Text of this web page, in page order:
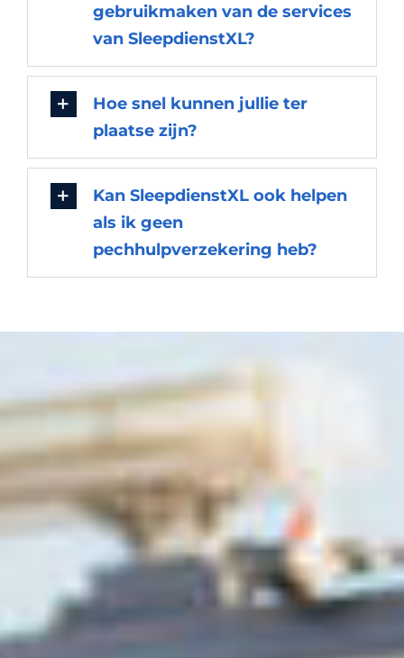
gebruikmaken van de services
van SleepdienstXL?
Hoe snel kunnen jullie ter
plaatse zijn?
Kan SleepdienstXL ook helpen
als ik geen
pechhulpverzekering heb?